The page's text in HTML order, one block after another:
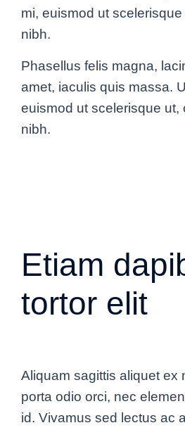
mi, euismod ut
nibh.
Phasellus felis magna,
amet, iaculis quis massa.
euismod ut scelerisque ut,
nibh.
Etiam
tortor elit
Aliquam sagittis aliquet ex
porta odio orci, nec
id. Vivamus sed lectus ac